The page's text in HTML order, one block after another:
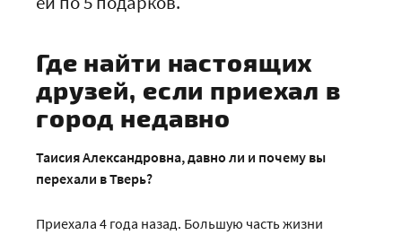
Где найти настоящих
друзей, если приехал в
город недавно
Таисия Александровна, давно ли и почему вы
перехали в Тверь?
Приехала 4 года назад. Большую часть жизни